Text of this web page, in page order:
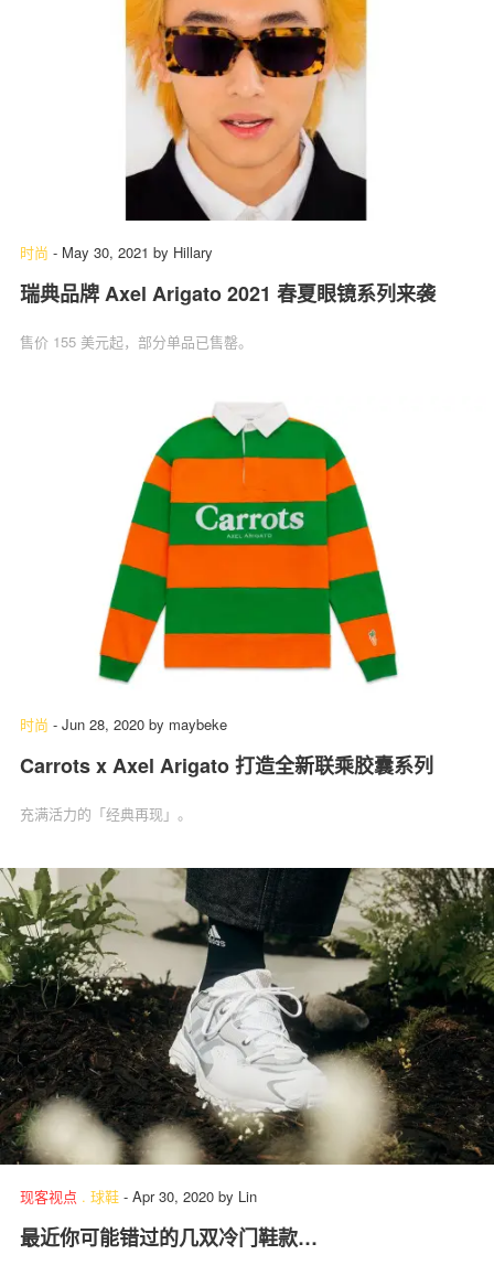
时尚 - May 30, 2021 by Hillary
瑞典品牌 Axel Arigato 2021 春夏眼镜系列来袭
售价 155 美元起，部分单品已售罄。
时尚 - Jun 28, 2020 by maybeke
Carrots x Axel Arigato 打造全新联乘胶囊系列
充满活力的「经典再现」。
现客视点 . 球鞋 - Apr 30, 2020 by Lin
最近你可能错过的几双冷门鞋款…